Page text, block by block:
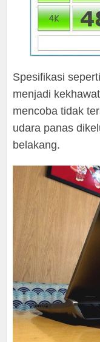
Spesifikasi
menjadi
mencoba tidak
udara panas
belakang.